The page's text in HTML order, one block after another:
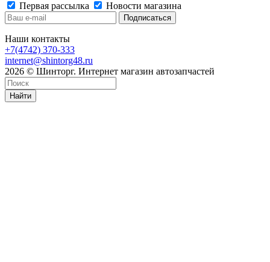
Первая рассылка
Новости магазина
Наши контакты
+7(4742) 370-333
internet@shintorg48.ru
2026 © Шинторг. Интернет магазин автозапчастей
Найти